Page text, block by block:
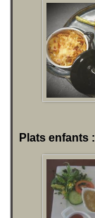
Plats enfants :